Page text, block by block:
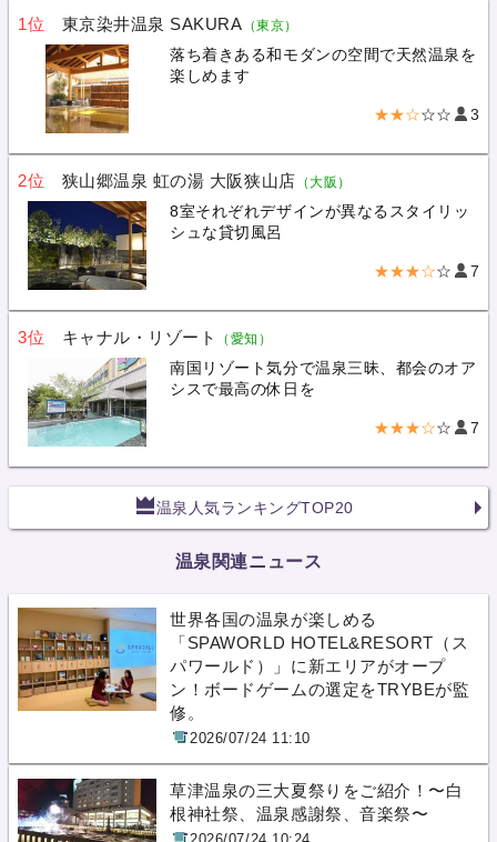
1位 東京染井温泉 SAKURA （東京）
落ち着きある和モダンの空間で天然温泉を
楽しめます
★★☆☆☆ 3
2位 狭山郷温泉 虹の湯 大阪狭山店 （大阪）
8室それぞれデザインが異なるスタイリッ
シュな貸切風呂
★★★☆☆ 7
3位 キャナル・リゾート （愛知）
南国リゾート気分で温泉三昧、都会のオア
シスで最高の休日を
★★★☆☆ 7
温泉人気ランキングTOP20
温泉関連ニュース
世界各国の温泉が楽しめる
「SPAWORLD HOTEL&RESORT（ス
パワールド）」に新エリアがオープ
ン！ボードゲームの選定をTRYBEが監
修。
2026/07/24 11:10
草津温泉の三大夏祭りをご紹介！〜白
根神社祭、温泉感謝祭、音楽祭〜